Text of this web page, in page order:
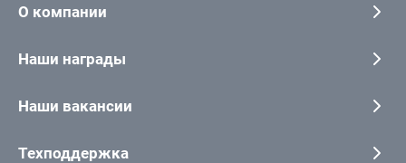
О компании
Наши награды
Наши вакансии
Техподдержка